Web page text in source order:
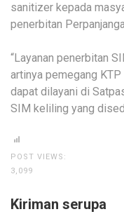
sanitizer kepada
penerbitan
“Layanan penerbitan
artinya pemegang
dapat dilayani di
SIM keliling yang
POST VIEWS:
3,099
Kiriman serupa